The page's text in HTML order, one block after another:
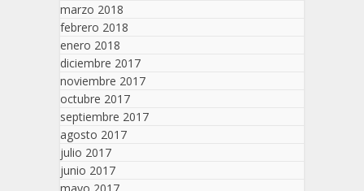
marzo 2018
febrero 2018
enero 2018
diciembre 2017
noviembre 2017
octubre 2017
septiembre 2017
agosto 2017
julio 2017
junio 2017